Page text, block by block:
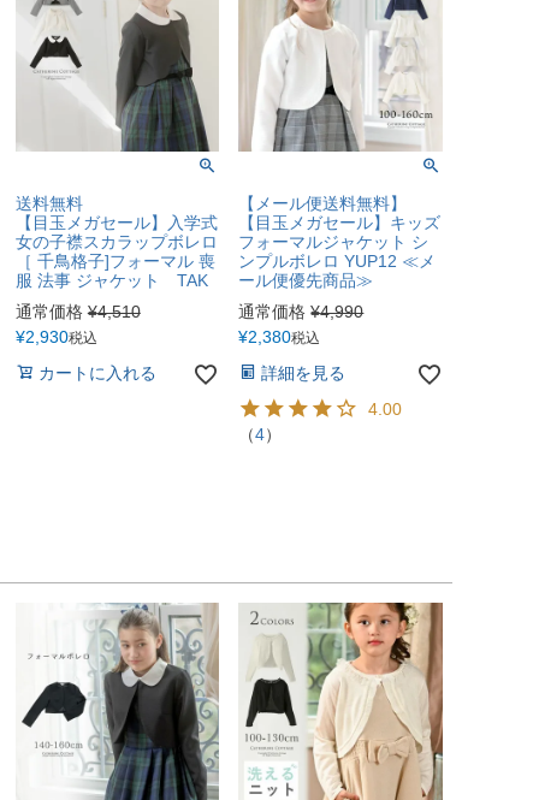
送料無料
【目玉メガセール】入学式
女の子襟スカラップボレロ
［ 千鳥格子]フォーマル 喪
服 法事 ジャケット TAK
通常価格 ¥4,510
¥2,930税込
カートに入れる
【メール便送料無料】
【目玉メガセール】キッズ
フォーマルジャケット シ
ンプルボレロ YUP12 ≪メ
ール便優先商品≫
通常価格 ¥4,990
¥2,380税込
詳細を見る
4.00
（4）